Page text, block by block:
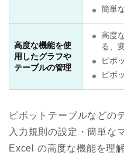
簡単
高度な機能を使
用したグラフや
テーブルの管理
高度
る、
ピボ
ピボ
ピボットテーブルなどの
入力規則の設定・簡単な
Excel の高度な機能を理